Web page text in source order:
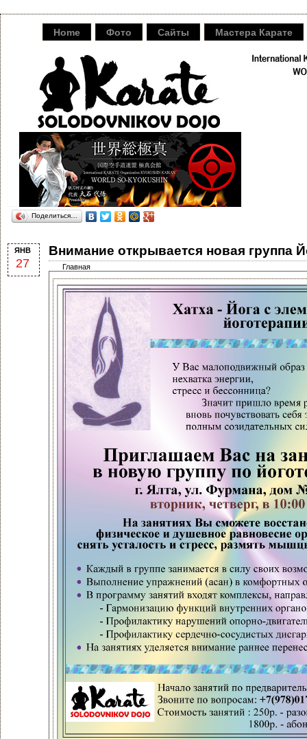
Home Фото Сайты Мастера Карате
Поделиться…
ЯНВ
27
Внимание открывается новая группа
Главная